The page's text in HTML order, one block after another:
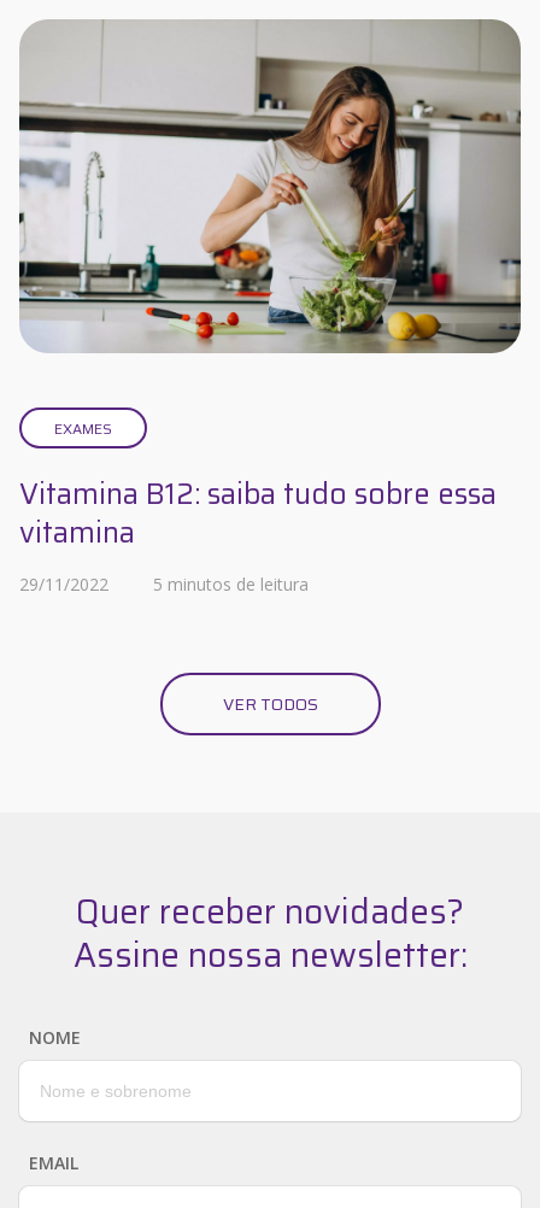
EXAMES
Vitamina B12: saiba tudo sobre essa
vitamina
29/11/2022 5 minutos de leitura
VER TODOS
Quer receber novidades?
Assine nossa newsletter:
NOME
EMAIL